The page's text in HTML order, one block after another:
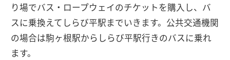
り場でバス・ロープウェイのチケットを購入し、バ
スに乗換えてしらび平駅までいきます。公共交通機関
の場合は駒ヶ根駅からしらび平駅行きのバスに乗れ
ます。